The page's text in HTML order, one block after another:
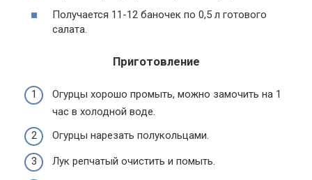
Получается 11-12 баночек по 0,5 л готового
салата.
Приготовление
Огурцы хорошо промыть, можно замочить на 1
час в холодной воде.
Огурцы нарезать полукольцами.
Лук репчатый очистить и помыть.